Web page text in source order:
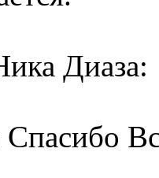
Диаза:
Спасибо